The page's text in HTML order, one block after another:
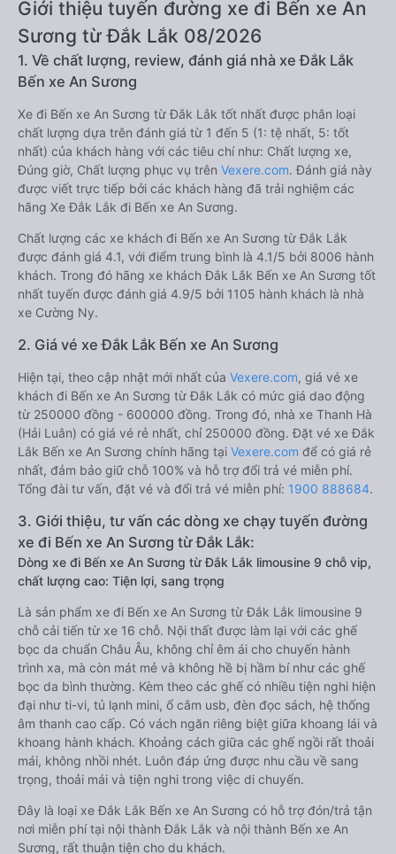
Giới thiệu tuyến đường xe đi Bến xe An
Sương từ Đắk Lắk 08/2026
1. Về chất lượng, review, đánh giá nhà xe Đắk Lắk
Bến xe An Sương
Xe đi Bến xe An Sương từ Đắk Lắk tốt nhất được phân loại
chất lượng dựa trên đánh giá từ 1 đến 5 (1: tệ nhất, 5: tốt
nhất) của khách hàng với các tiêu chí như: Chất lượng xe,
Đúng giờ, Chất lượng phục vụ trên Vexere.com. Đánh giá này
được viết trực tiếp bởi các khách hàng đã trải nghiệm các
hãng Xe Đắk Lắk đi Bến xe An Sương.
Chất lượng các xe khách đi Bến xe An Sương từ Đắk Lắk
được đánh giá 4.1, với điểm trung bình là 4.1/5 bởi 8006 hành
khách. Trong đó hãng xe khách Đắk Lắk Bến xe An Sương tốt
nhất tuyến được đánh giá 4.9/5 bởi 1105 hành khách là nhà
xe Cường Ny.
2. Giá vé xe Đắk Lắk Bến xe An Sương
Hiện tại, theo cập nhật mới nhất của Vexere.com, giá vé xe
khách đi Bến xe An Sương từ Đắk Lắk có mức giá dao động
từ 250000 đồng - 600000 đồng. Trong đó, nhà xe Thanh Hà
(Hải Luân) có giá vé rẻ nhất, chỉ 250000 đồng. Đặt vé xe Đắk
Lắk Bến xe An Sương chính hãng tại Vexere.com để có giá rẻ
nhất, đảm bảo giữ chỗ 100% và hỗ trợ đổi trả vé miễn phí.
Tổng đài tư vấn, đặt vé và đổi trả vé miễn phí: 1900 888684.
3. Giới thiệu, tư vấn các dòng xe chạy tuyến đường
xe đi Bến xe An Sương từ Đắk Lắk:
Dòng xe đi Bến xe An Sương từ Đắk Lắk limousine 9 chỗ vip,
chất lượng cao: Tiện lợi, sang trọng
Là sản phẩm xe đi Bến xe An Sương từ Đắk Lắk limousine 9
chỗ cải tiến từ xe 16 chỗ. Nội thất được làm lại với các ghế
bọc da chuẩn Châu Âu, không chỉ êm ái cho chuyến hành
trình xa, mà còn mát mẻ và không hề bị hầm bí như các ghế
bọc da bình thường. Kèm theo các ghế có nhiều tiện nghi hiện
đại như ti-vi, tủ lạnh mini, ổ cắm usb, đèn đọc sách, hệ thống
âm thanh cao cấp. Có vách ngăn riêng biệt giữa khoang lái và
khoang hành khách. Khoảng cách giữa các ghế ngồi rất thoải
mái, không nhồi nhét. Luôn đáp ứng được nhu cầu về sang
trọng, thoải mái và tiện nghi trong việc di chuyển.
Đây là loại xe Đắk Lắk Bến xe An Sương có hỗ trợ đón/trả tận
nơi miễn phí tại nội thành Đắk Lắk và nội thành Bến xe An
Sương, rất thuận tiện cho du khách.